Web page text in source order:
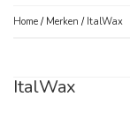
Home / Merken / ItalWax
ItalWax